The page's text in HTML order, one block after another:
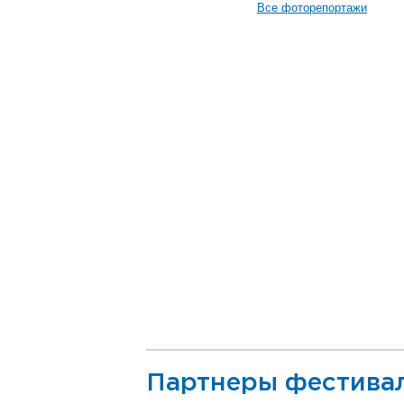
Все фоторепортажи
Партнеры